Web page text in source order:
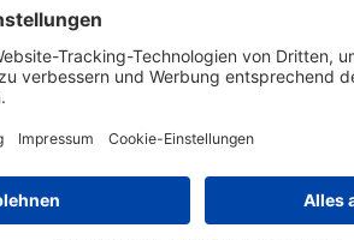
4h/250°C
Logistik und
-55 °C bis +135 °C